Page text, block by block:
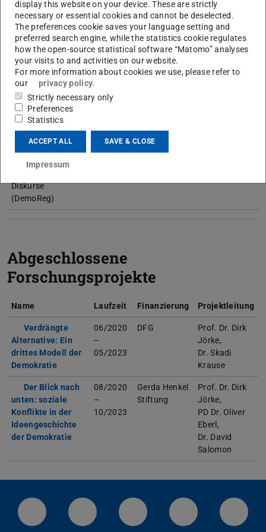
liberaler Demokratien angesichts populistischer
Herausforderungen ermöglicht.
Aktuelle Forschungsprojekte
Name Laufzeit
Herausforderungen
Regression: Zeiten,
Diskurse
(DemoReg)
Abgeschlossene
Forschungsprojekte
Name Laufzeit Finanzierung Projektleitung
Verdrängte
Alternative: Ein
drittes Modell der
Demokratie
06/2020
–
05/2023
DFG
Prof. Dr. Dirk
Jörke,
Dr. Skadi
Krause
Der Blick nach
unten: soziale
Konflikte in der
Ideengeschichte
der Demokratie
08/2020
–
10/2023
Gerda Henkel
Stiftung
Prof. Dr. Dirk
Jörke,
PD Dr. Oliver
Eberl,
Dr. David
Salomon
LinkedIn-Seite der TU Darmstadt
Instagram-Kanal der TU
Bluesky-Kanal der TU
Facebook-
display this website on your device. These are strictly
necessary or essential cookies and cannot be deselected.
The preferences cookie saves your language setting and
preferred search engine, while the statistics cookie regulates
how the open-source statistical software “Matomo” analyses
your visits to and activities on our website.
For more information about cookies we use, please refer to
our
privacy policy.
Strictly necessary only
Preferences
Statistics
ACCEPT ALL SAVE & CLOSE
Impressum